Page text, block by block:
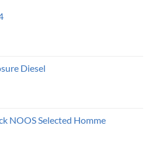
Diesel
NOOS Selected Homme